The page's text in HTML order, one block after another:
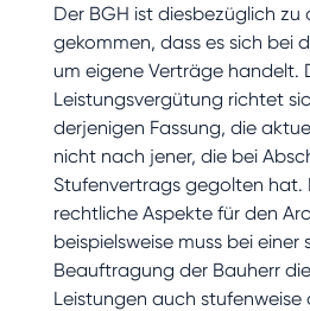
Der BGH ist diesbezüglich zu
gekommen, dass es sich bei
um eigene Verträge handelt.
Leistungsvergütung richtet
derjenigen Fassung, die
nicht nach jener, die bei
Stufenvertrags gegolten hat.
rechtliche Aspekte für den
beispielsweise muss bei einer
Beauftragung der Bauherr
Leistungen auch stufenweise